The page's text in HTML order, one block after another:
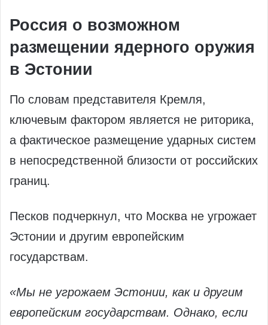
Россия о возможном
размещении ядерного оружия
в Эстонии
По словам представителя Кремля,
ключевым фактором является не риторика,
а фактическое размещение ударных систем
в непосредственной близости от российских
границ.
Песков подчеркнул, что Москва не угрожает
Эстонии и другим европейским
государствам.
«Мы не угрожаем Эстонии, как и другим
европейским государствам. Однако, если